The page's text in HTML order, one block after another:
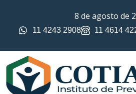
8 de agosto de
11 4243 2908 11 4614